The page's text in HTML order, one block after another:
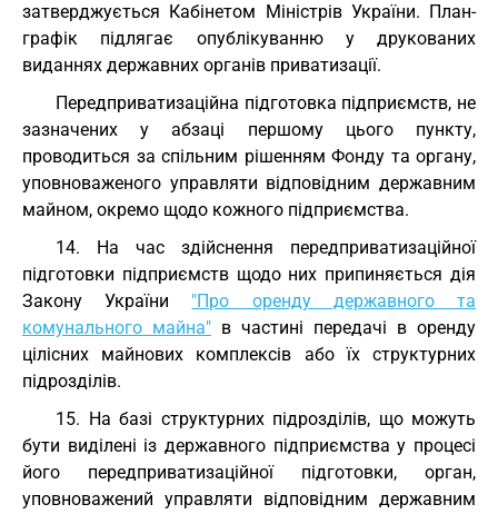
затверджується Кабінетом Міністрів України. План-
графік підлягає опублікуванню у друкованих
виданнях державних органів приватизації.
Передприватизаційна підготовка підприємств, не
зазначених у абзаці першому цього пункту,
проводиться за спільним рішенням Фонду та органу,
уповноваженого управляти відповідним державним
майном, окремо щодо кожного підприємства.
14. На час здійснення передприватизаційної
підготовки підприємств щодо них припиняється дія
Закону України "Про оренду державного та
комунального майна" в частині передачі в оренду
цілісних майнових комплексів або їх структурних
підрозділів.
15. На базі структурних підрозділів, що можуть
бути виділені із державного підприємства у процесі
його передприватизаційної підготовки, орган,
уповноважений управляти відповідним державним